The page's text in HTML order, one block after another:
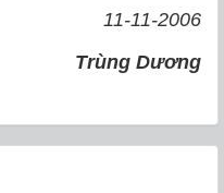
11-11-2006
Trùng Dương